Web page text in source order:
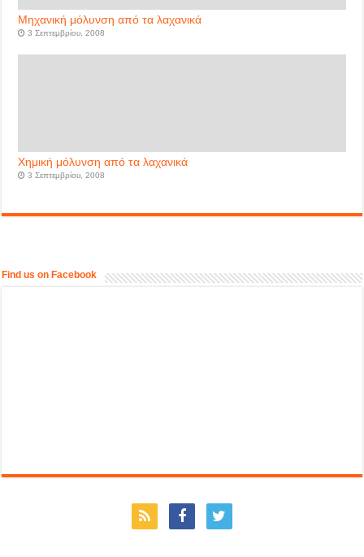
Μηχανική μόλυνση από τα λαχανικά
3 Σεπτεμβρίου, 2008
Χημική μόλυνση από τα λαχανικά
3 Σεπτεμβρίου, 2008
Find us on Facebook